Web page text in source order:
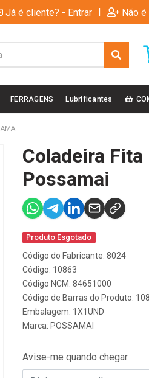
Já é cliente? - Entrar | Não
FERRAGENS Lubrificantes
Coladeira
Possamai
Produto Esgotado
Código do Fabricante: 8024
Código: 10863
Código NCM: 84651000
Código de Barras do Produto:
Embalagem: 1X1UND
Marca: POSSAMAI
Avise-me quando chegar